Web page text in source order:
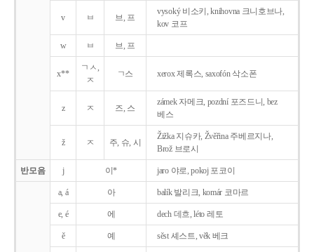
v ㅂ 브, 프
vysoký 비소키, knihovna 크니호브나,
kov 코프
w ㅂ 브, 프
x**
ㄱㅅ,
ㅈ
ㄱ스 xerox 제록스, saxofón 삭소폰
z ㅈ 즈, 스
zámek 자메크, pozdní 포즈드니, bez
베스
ž ㅈ 주, 슈, 시
Žižka 지슈카, Žvěřina 주베르지나,
Brož 브로시
반모음 j 이* jaro 야로, pokoj 포코이
a, á 아 balík 발리크, komár 코마르
e, é 에 dech 데흐, léto 레토
ě 예 sěst 셰스트, věk 베크